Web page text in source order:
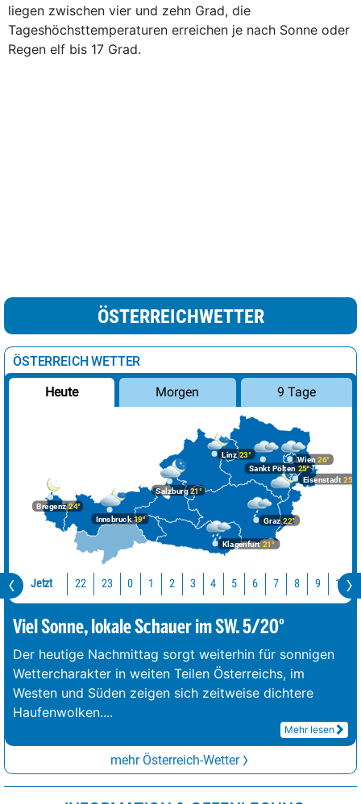
liegen zwischen vier und zehn Grad, die
Tageshöchsttemperaturen erreichen je nach Sonne oder
Regen elf bis 17 Grad.
ÖSTERREICHWETTER
ÖSTERREICH WETTER
Heute Morgen 9 Tage
Bregenz24°
Graz22°
Innsbruck19°
Klagenfurt 21°
Linz23°
Salzburg21°
Wien 26°
Eisenstadt 25°
Sankt Pölten 25°
Jetzt 22 23 0 1 2 3 4 5 6 7 8 9 10
Viel Sonne, lokale Schauer im SW. 5/20°
Der heutige Nachmittag sorgt weiterhin für sonnigen
Wettercharakter in weiten Teilen Österreichs, im
Westen und Süden zeigen sich zeitweise dichtere
Haufenwolken....
Mehr lesen
mehr Österreich-Wetter